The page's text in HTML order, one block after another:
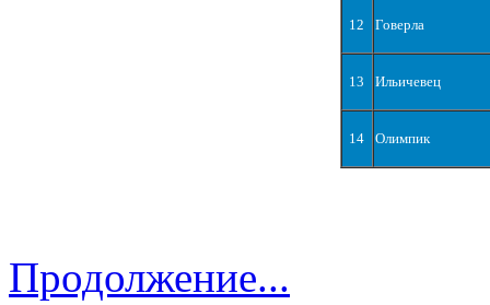
12 Говерла
13 Ильичевец
14 Олимпик
Продолжение...